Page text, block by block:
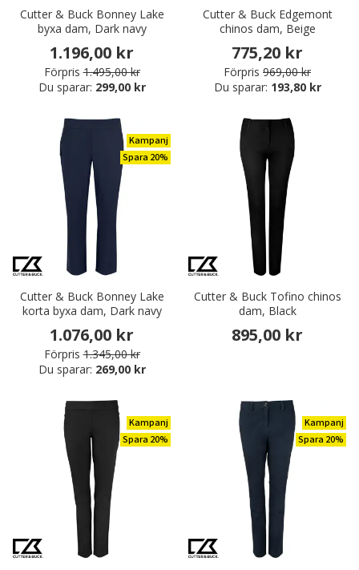
Cutter & Buck Bonney Lake
byxa dam, Dark navy
1.196,00 kr
Förpris 1.495,00 kr
Du sparar: 299,00 kr
Cutter & Buck Edgemont
chinos dam, Beige
775,20 kr
Förpris 969,00 kr
Du sparar: 193,80 kr
Kampanj
Spara 20%
Cutter & Buck Bonney Lake
korta byxa dam, Dark navy
1.076,00 kr
Förpris 1.345,00 kr
Du sparar: 269,00 kr
Cutter & Buck Tofino chinos
dam, Black
895,00 kr
Kampanj
Spara 20%
Kampanj
Spara 20%